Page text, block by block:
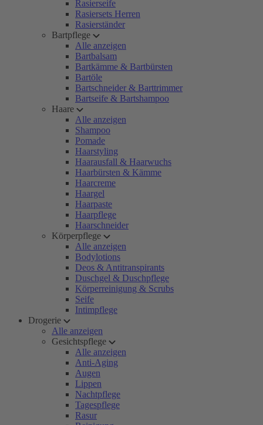
Rasierseife
Rasiersets Herren
Rasierständer
Bartpflege
Alle anzeigen
Bartbalsam
Bartkämme & Bartbürsten
Bartöle
Bartschneider & Barttrimmer
Bartseife & Bartshampoo
Haare
Alle anzeigen
Shampoo
Pomade
Haarstyling
Haarausfall & Haarwuchs
Haarbürsten & Kämme
Haarcreme
Haargel
Haarpaste
Haarpflege
Haarschneider
Körperpflege
Alle anzeigen
Bodylotions
Deos & Antitranspirants
Duschgel & Duschpflege
Körperreinigung & Scrubs
Seife
Intimpflege
Drogerie
Alle anzeigen
Gesichtspflege
Alle anzeigen
Anti-Aging
Augen
Lippen
Nachtpflege
Tagespflege
Rasur